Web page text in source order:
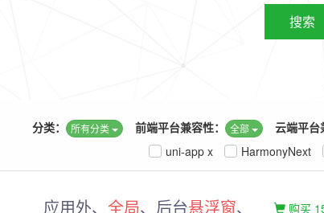
搜索
云端平台
前端平台兼容性： 全部
分类： 所有分类
HarmonyNext
uni-app x
应用外、 全局、后台悬浮窗、 购买